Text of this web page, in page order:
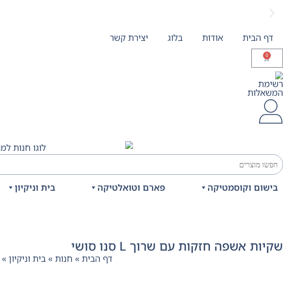
משלוח חינם בקנייה מעל 299 ₪, לא כולל בישוםדף הבית אודות בלוג יצירת קשר
0
בישום וקוסמטיקה פארם וטואלטיקה בית וניקיון
שקיות אשפה חזקות עם שרוך L סנו סושי
דף הבית » חנות » בית וניקיון »